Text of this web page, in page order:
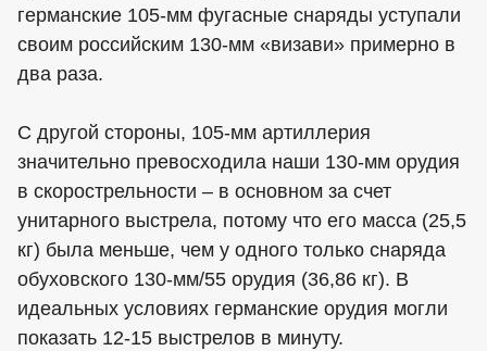
германские 105-мм фугасные снаряды уступали
своим российским 130-мм «визави» примерно в
два раза.
С другой стороны, 105-мм артиллерия
значительно превосходила наши 130-мм орудия
в скорострельности – в основном за счет
унитарного выстрела, потому что его масса (25,5
кг) была меньше, чем у одного только снаряда
обуховского 130-мм/55 орудия (36,86 кг). В
идеальных условиях германские орудия могли
показать 12-15 выстрелов в минуту.